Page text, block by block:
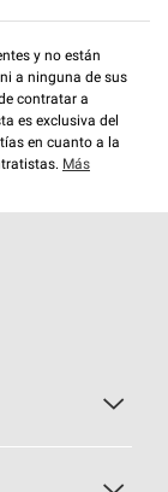
y no están
a ninguna de sus
contratar a
es exclusiva del
en cuanto a la
Más